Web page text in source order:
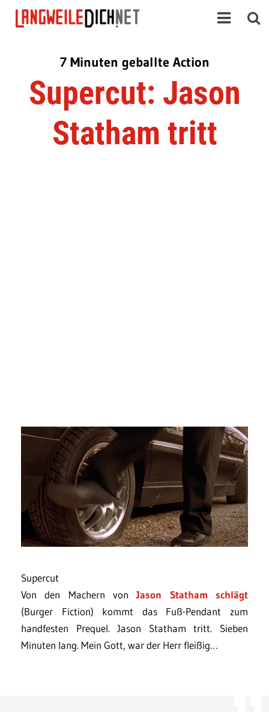
7 Minuten geballte Action
Supercut: Jason
Statham tritt
Supercut
Von den Machern vonJason Statham schlägt
(Burger Fiction) kommt das Fuß-Pendant zum
handfesten Prequel. Jason Statham tritt. Sieben
Minuten lang. Mein Gott, war der Herr fleißig…